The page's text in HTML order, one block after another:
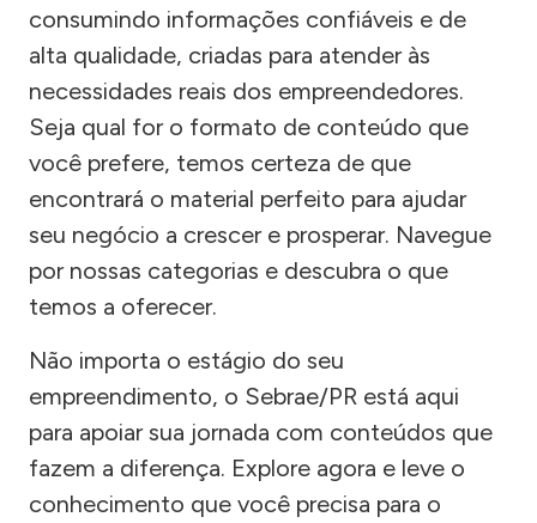
consumindo informações confiáveis e de
alta qualidade, criadas para atender às
necessidades reais dos empreendedores.
Seja qual for o formato de conteúdo que
você prefere, temos certeza de que
encontrará o material perfeito para ajudar
seu negócio a crescer e prosperar. Navegue
por nossas categorias e descubra o que
temos a oferecer.
Não importa o estágio do seu
empreendimento, o Sebrae/PR está aqui
para apoiar sua jornada com conteúdos que
fazem a diferença. Explore agora e leve o
conhecimento que você precisa para o